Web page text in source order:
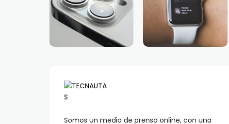
Somos un medio de prensa online, con una